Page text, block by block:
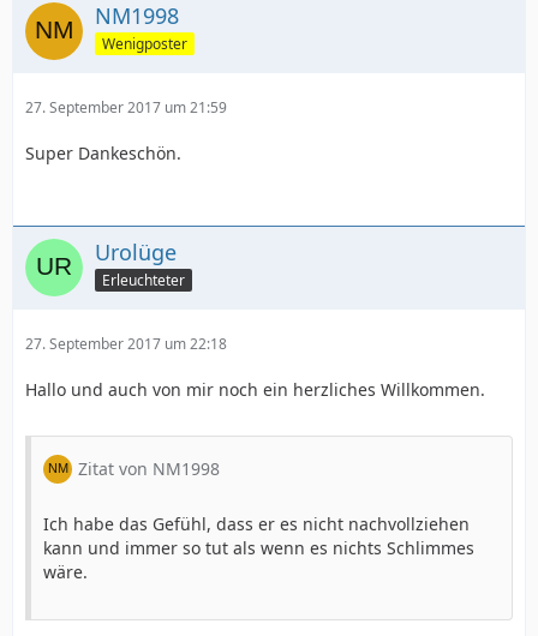
NM1998
Wenigposter
27. September 2017 um 21:59
Super Dankeschön.
Urolüge
Erleuchteter
27. September 2017 um 22:18
Hallo und auch von mir noch ein herzliches Willkommen.
Zitat von NM1998
Ich habe das Gefühl, dass er es nicht nachvollziehen
kann und immer so tut als wenn es nichts Schlimmes
wäre.